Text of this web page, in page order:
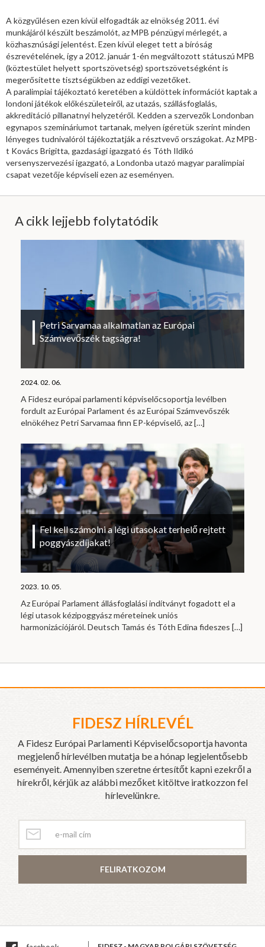
A közgyűlésen ezen kívül elfogadták az elnökség 2011. évi
munkájáról készült beszámolót, az MPB pénzügyi mérlegét, a
közhasznúsági jelentést. Ezen kívül eleget tett a bíróság
észrevételének, így a 2012. január 1-én megváltozott státuszú MPB
(köztestület helyett sportszövetség) sportszövetségként is
megerősítette tisztségükben az eddigi vezetőket.
A paralimpiai tájékoztató keretében a küldöttek információt kaptak a
londoni játékok előkészületeiről, az utazás, szállásfoglalás,
akkreditáció pillanatnyi helyzetéről. Kedden a szervezők Londonban
egynapos szemináriumot tartanak, melyen ígéretük szerint minden
lényeges tudnivalóról tájékoztatják a résztvevő országokat. Az MPB-
t Kovács Brigitta, gazdasági igazgató és Tóth Ildikó
versenyszervezési igazgató, a Londonba utazó magyar paralimpiai
csapat vezetője képviseli ezen az eseményen.
A cikk lejjebb folytatódik
Petri Sarvamaa alkalmatlan az Európai
Számvevőszék tagságra!
2024. 02. 06.
A Fidesz európai parlamenti képviselőcsoportja levélben
fordult az Európai Parlament és az Európai Számvevőszék
elnökéhez Petri Sarvamaa finn EP-képviselő, az[…]
Fel kell számolni a légi utasokat terhelő rejtett
poggyászdíjakat!
2023. 10. 05.
Az Európai Parlament állásfoglalási indítványt fogadott el a
légi utasok kézipoggyász méreteinek uniós
harmonizációjáról. Deutsch Tamás és Tóth Edina fideszes […]
FIDESZ HÍRLEVÉL
A Fidesz Európai Parlamenti Képviselőcsoportja havonta
megjelenő hírlevélben mutatja be a hónap legjelentősebb
eseményeit. Amennyiben szeretne értesítőt kapni ezekről a
hírekről, kérjük az alábbi mezőket kitöltve iratkozzon fel
hírlevelünkre.
FELIRATKOZOM